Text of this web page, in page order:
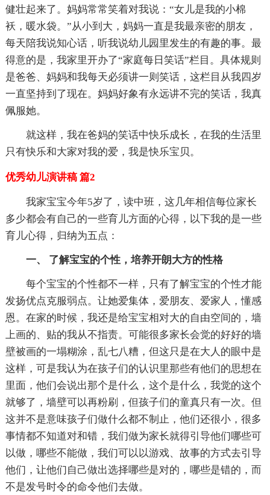
健壮起来了。妈妈常常笑着对我说：“女儿是我的小棉
袄，暖水袋。”从小到大，妈妈一直是我最亲密的朋友，
每天陪我说知心话，听我说幼儿园里发生的有趣的事。最
得意的是，我家里开办了“家庭每日笑话”栏目。具体规则
是爸爸、妈妈和我每天必须讲一则笑话，这栏目从我四岁
一直坚持到了现在。妈妈好象有永远讲不完的笑话，我真
佩服她。
就这样，我在爸妈的笑话中快乐成长，在我的生活里
只有快乐和大家对我的爱，我是快乐宝贝。
优秀幼儿演讲稿 篇2
我家宝宝今年5岁了，读中班，这几年相信每位家长
多少都会有自己的一些育儿方面的心得，以下我的是一些
育儿心得，归纳为五点：
一、 了解宝宝的个性，培养开朗大方的性格
每个宝宝的个性都不一样，只有了解宝宝的个性才能
发扬优点克服弱点。让她爱集体，爱朋友、爱家人，懂感
恩。在家的时候，我还是给宝宝相对大的自由空间的，墙
上画的、贴的我从不指责。可能很多家长会觉的好好的墙
壁被画的一塌糊涂，乱七八糟，但这只是在大人的眼中是
这样，可是我认为在孩子们的认识里那些有他们的思想在
里面，他们会说出那个是什么，这个是什么，我觉的这个
就够了，墙壁可以再粉刷，但孩子们的童真只有一次。但
这并不是意味孩子们做什么都不制止，他们还很小，很多
事情都不知道对和错，我们做为家长就得引导他们哪些可
以做，哪些不能做，我们可以以游戏、故事的方式去引导
他们，让他们自己做出选择哪些是对的，哪些是错的，而
不是发号时令的命令他们去做。